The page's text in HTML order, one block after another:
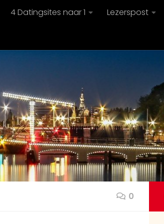
4 Datingsites naar 1 Lezerspost
0